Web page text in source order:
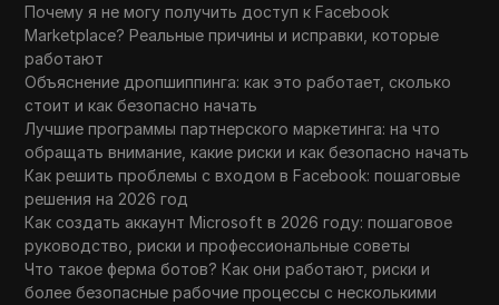
Почему я не могу получить доступ к Facebook
Marketplace? Реальные причины и исправки, которые
работают
Объяснение дропшиппинга: как это работает, сколько
стоит и как безопасно начать
Лучшие программы партнерского маркетинга: на что
обращать внимание, какие риски и как безопасно начать
Как решить проблемы с входом в Facebook: пошаговые
решения на 2026 год
Как создать аккаунт Microsoft в 2026 году: пошаговое
руководство, риски и профессиональные советы
Что такое ферма ботов? Как они работают, риски и
более безопасные рабочие процессы с несколькими